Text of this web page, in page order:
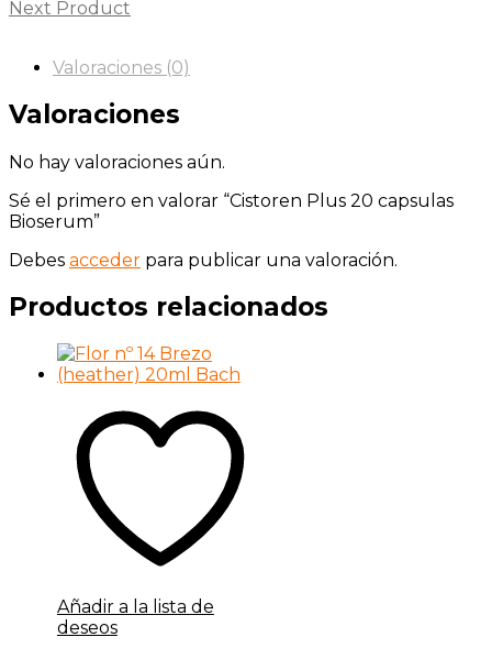
Next Product
Valoraciones (0)
Valoraciones
No hay valoraciones aún.
Sé el primero en valorar “Cistoren Plus 20 capsulas
Bioserum”
Debes acceder para publicar una valoración.
Productos relacionados
Añadir a la lista de
deseos